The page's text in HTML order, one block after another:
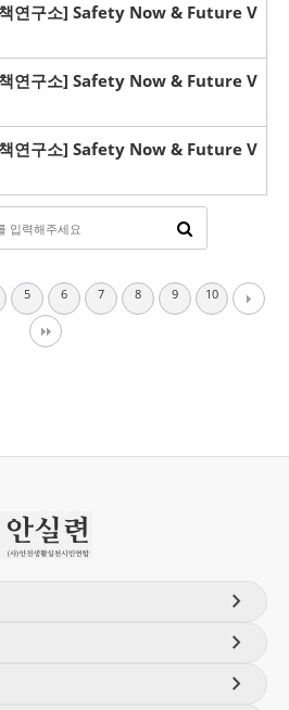
연구소] Safety Now & Future V
연구소] Safety Now & Future V
연구소] Safety Now & Future V
5 6 7 8 9 10
chevron_right
chevron_right
chevron_right